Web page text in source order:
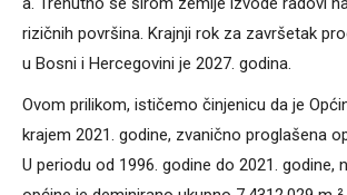
rizičnih površina. Krajnji rok za završetak
u Bosni i Hercegovini je 2027. godina.
Ovom prilikom, ističemo činjenicu da je
krajem 2021. godine, zvanično proglašena
U periodu od 1996. godine do 2021. godine,